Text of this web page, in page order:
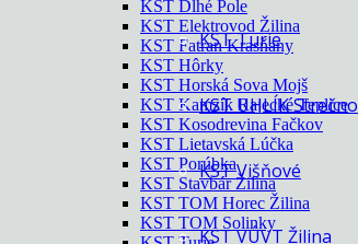
KST Turie
KST UHLÍK Strečno
KST Višňové
KST VÚVT Žilina
KST Dlhé Pole
KST Elektrovod Žilina
KST Fatran Krasňany
KST Hôrky
KST Horská Sova Mojš
KST Kamzík Rajecké Teplice
KST Kosodrevina Fačkov
KST Lietavská Lúčka
KST Porúbka
KST Stavbár Žilina
KST TOM Horec Žilina
KST TOM Solinky